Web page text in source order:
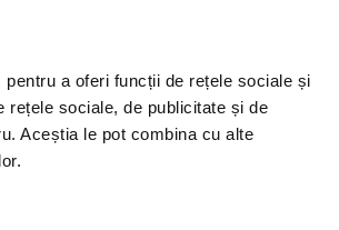
a oferi funcții de rețele sociale și
rețele sociale, de publicitate și de
Aceștia le pot combina cu alte